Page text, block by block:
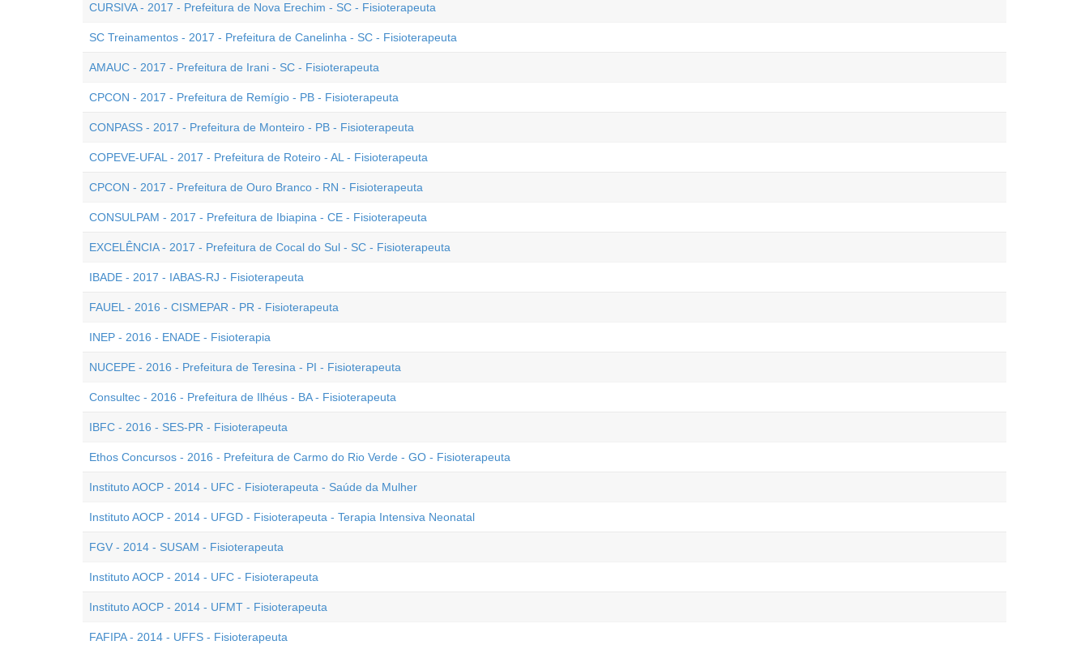
CURSIVA - 2017 - Prefeitura de Nova Erechim - SC - Fisioterapeuta
SC Treinamentos - 2017 - Prefeitura de Canelinha - SC - Fisioterapeuta
AMAUC - 2017 - Prefeitura de Irani - SC - Fisioterapeuta
CPCON - 2017 - Prefeitura de Remígio - PB - Fisioterapeuta
CONPASS - 2017 - Prefeitura de Monteiro - PB - Fisioterapeuta
COPEVE-UFAL - 2017 - Prefeitura de Roteiro - AL - Fisioterapeuta
CPCON - 2017 - Prefeitura de Ouro Branco - RN - Fisioterapeuta
CONSULPAM - 2017 - Prefeitura de Ibiapina - CE - Fisioterapeuta
EXCELÊNCIA - 2017 - Prefeitura de Cocal do Sul - SC - Fisioterapeuta
IBADE - 2017 - IABAS-RJ - Fisioterapeuta
FAUEL - 2016 - CISMEPAR - PR - Fisioterapeuta
INEP - 2016 - ENADE - Fisioterapia
NUCEPE - 2016 - Prefeitura de Teresina - PI - Fisioterapeuta
Consultec - 2016 - Prefeitura de Ilhéus - BA - Fisioterapeuta
IBFC - 2016 - SES-PR - Fisioterapeuta
Ethos Concursos - 2016 - Prefeitura de Carmo do Rio Verde - GO - Fisioterapeuta
Instituto AOCP - 2014 - UFC - Fisioterapeuta - Saúde da Mulher
Instituto AOCP - 2014 - UFGD - Fisioterapeuta - Terapia Intensiva Neonatal
FGV - 2014 - SUSAM - Fisioterapeuta
Instituto AOCP - 2014 - UFC - Fisioterapeuta
Instituto AOCP - 2014 - UFMT - Fisioterapeuta
FAFIPA - 2014 - UFFS - Fisioterapeuta